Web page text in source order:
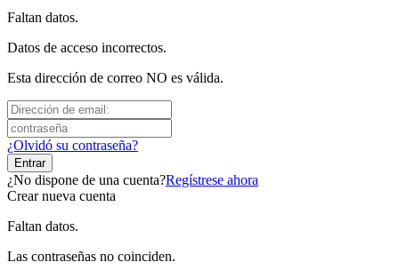
Faltan datos.
Datos de acceso incorrectos.
Esta dirección de correo NO es válida.
¿Olvidó su contraseña?
Entrar
¿No dispone de una cuenta?Regístrese ahora
Crear nueva cuenta
Faltan datos.
Las contraseñas no coinciden.